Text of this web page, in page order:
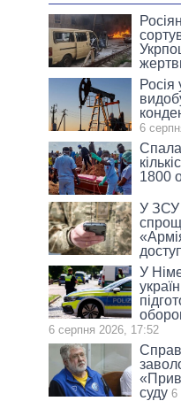
Росія
6
1800
У ЗСУ
У
6 серпня 2026, 17:52
суду 6